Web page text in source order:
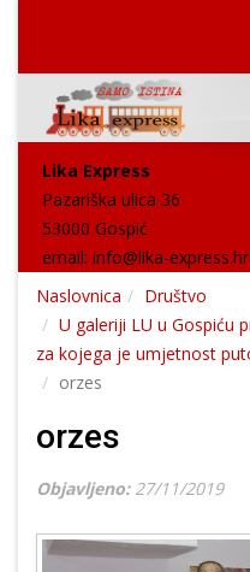
Lika Express
Pazariška ulica 36
53000 Gospić
email: info@lika-express.hr
Naslovnica
Društvo
U galeriji LU u Gospiću
za kojega je umjetnost
orzes
orzes
Objavljeno: 27/11/2019